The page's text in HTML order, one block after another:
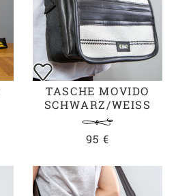
TASCHE MOVIDO
SCHWARZ/WEISS
95 €